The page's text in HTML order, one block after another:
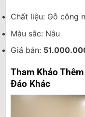
Chất liệu: Gỗ công
Màu sắc: Nâu
Giá bán:
Tham Khảo
Đáo Khác